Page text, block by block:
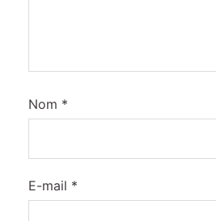
Nom *
E-mail *